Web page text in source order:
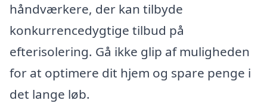
håndværkere, der kan tilbyde
konkurrencedygtige tilbud på
efterisolering. Gå ikke glip af muligheden
for at optimere dit hjem og spare penge i
det lange løb.